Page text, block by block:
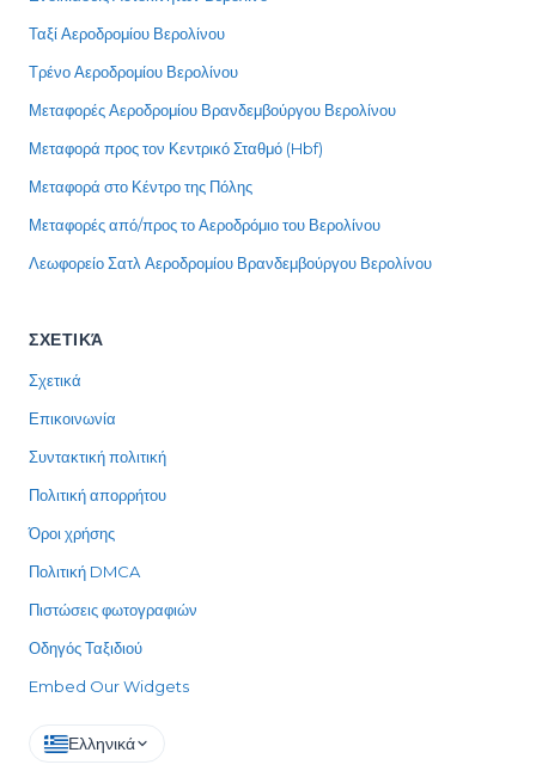
Ταξί Αεροδρομίου Βερολίνου
Τρένο Αεροδρομίου Βερολίνου
Μεταφορές Αεροδρομίου Βρανδεμβούργου Βερολίνου
Μεταφορά προς τον Κεντρικό Σταθμό (Hbf)
Μεταφορά στο Κέντρο της Πόλης
Μεταφορές από/προς το Αεροδρόμιο του Βερολίνου
Λεωφορείο Σατλ Αεροδρομίου Βρανδεμβούργου Βερολίνου
ΣΧΕΤΙΚΆ
Σχετικά
Επικοινωνία
Συντακτική πολιτική
Πολιτική απορρήτου
Όροι χρήσης
Πολιτική DMCA
Πιστώσεις φωτογραφιών
Οδηγός Ταξιδιού
Embed Our Widgets
Ελληνικά